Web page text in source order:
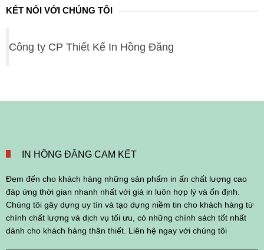
KẾT NỐI VỚI CHÚNG TÔI
Công ty CP Thiết Kế In Hồng Đăng
IN HỒNG ĐĂNG CAM KẾT
Đem đến cho khách hàng những sản phẩm in ấn chất lượng cao
đáp ứng thời gian nhanh nhất với giá in luôn hợp lý và ổn định.
Chúng tôi gây dựng uy tín và tạo dựng niềm tin cho khách hàng từ
chính chất lượng và dịch vụ tối ưu, có những chính sách tốt nhất
dành cho khách hàng thân thiết. Liên hệ ngay với chúng tôi